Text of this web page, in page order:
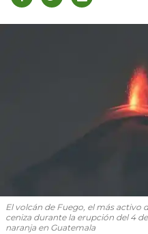
El volcán de Fuego, el más activo
ceniza durante la erupción del 4
naranja en Guatemala